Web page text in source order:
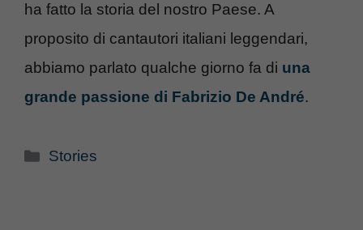
ha fatto la storia del nostro Paese. A
proposito di cantautori italiani leggendari,
abbiamo parlato qualche giorno fa di una
grande passione di Fabrizio De André.
Categorie
Stories